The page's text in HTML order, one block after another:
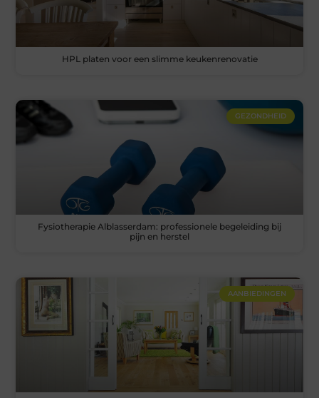
HPL platen voor een slimme keukenrenovatie
GEZONDHEID
Fysiotherapie Alblasserdam: professionele begeleiding bij
pijn en herstel
AANBIEDINGEN